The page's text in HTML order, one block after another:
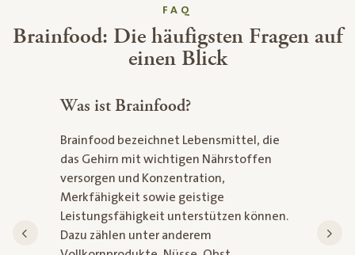
FAQ
Brainfood: Die häufigsten Fragen auf
einen Blick
Was ist Brainfood?
Brainfood bezeichnet Lebensmittel, die
das Gehirn mit wichtigen Nährstoffen
versorgen und Konzentration,
Merkfähigkeit sowie geistige
Leistungsfähigkeit unterstützen können.
Dazu zählen unter anderem
Samen.